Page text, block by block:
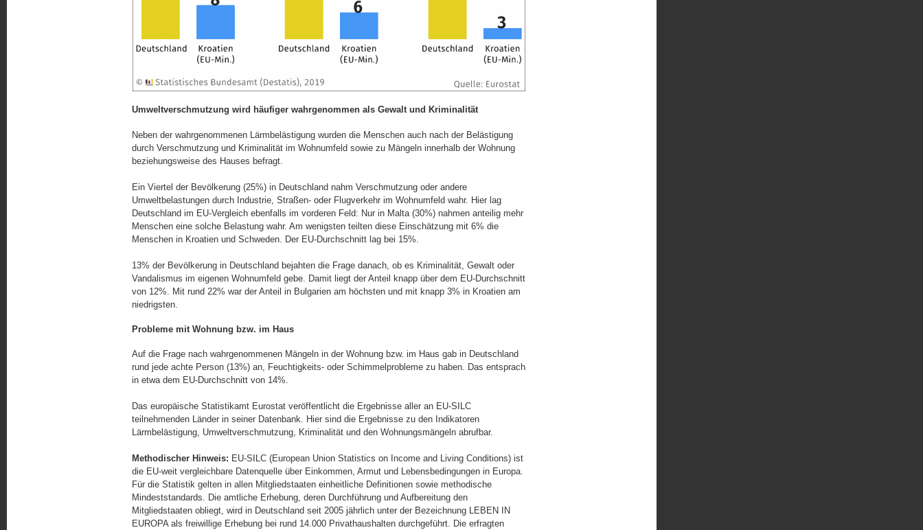
Umweltverschmutzung wird häufiger wahrgenommen als Gewalt und Kriminalität
Neben der wahrgenommenen Lärmbelästigung wurden die Menschen auch nach der Belästigung
durch Verschmutzung und Kriminalität im Wohnumfeld sowie zu Mängeln innerhalb der Wohnung
beziehungsweise des Hauses befragt.
Ein Viertel der Bevölkerung (25%) in Deutschland nahm Verschmutzung oder andere
Umweltbelastungen durch Industrie, Straßen- oder Flugverkehr im Wohnumfeld wahr. Hier lag
Deutschland im EU-Vergleich ebenfalls im vorderen Feld: Nur in Malta (30%) nahmen anteilig mehr
Menschen eine solche Belastung wahr. Am wenigsten teilten diese Einschätzung mit 6% die
Menschen in Kroatien und Schweden. Der EU-Durch­schnitt lag bei 15%.
13% der Bevölkerung in Deutschland bejahten die Frage danach, ob es Kriminalität, Gewalt oder
Vandalismus im eigenen Wohnumfeld gebe. Damit liegt der Anteil knapp über dem EU-Durchschnitt
von 12%. Mit rund 22% war der Anteil in Bulgarien am höchsten und mit knapp 3% in Kroatien am
niedrigsten.
Probleme mit Wohnung bzw. im Haus
Auf die Frage nach wahrgenommenen Mängeln in der Wohnung bzw. im Haus gab in Deutschland
rund jede achte Person (13%) an, Feuchtigkeits- oder Schimmelprobleme zu haben. Das entsprach
in etwa dem EU-Durchschnitt von 14%.
Das europäische Statistikamt Eurostat veröffentlicht die Ergebnisse aller an EU-SILC
teilnehmenden Länder in seiner Datenbank. Hier sind die Ergebnisse zu den Indi­ka­to­ren
Lärmbelästigung, Umweltverschmutzung, Kriminalität und den Wohnungsmängeln abrufbar.
Methodischer Hinweis: EU-SILC (European Union Statistics on Income and Living Conditions) ist
die EU-weit vergleichbare Datenquelle über Einkommen, Armut und Lebensbedingungen in Europa.
Für die Statistik gelten in allen Mitgliedstaaten ein­heit­liche Definitionen sowie methodische
Mindeststandards. Die amtliche Erhebung, deren Durchführung und Aufbereitung den
Mitgliedstaaten obliegt, wird in Deutschland seit 2005 jährlich unter der Bezeichnung LEBEN IN
EUROPA als freiwillige Erhebung bei rund 14.000 Privathaushalten durchgeführt. Die erfragten